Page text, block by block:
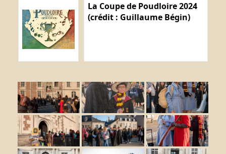
La Coupe de Poudloire 2024
(crédit : Guillaume Bégin)